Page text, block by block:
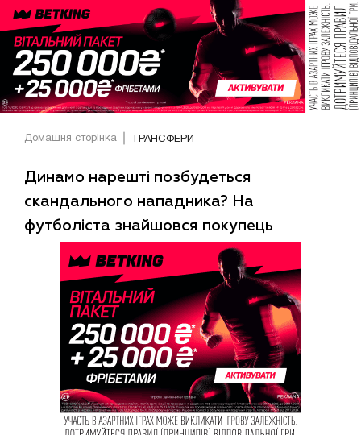
Домашня сторінка ТРАНСФЕРИ
Динамо нарешті позбудеться
скандального нападника? На
футболіста знайшовся покупець